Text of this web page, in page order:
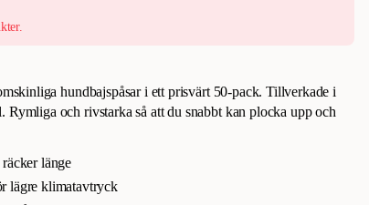
hundbajspåsar i ett prisvärt 50-pack. Tillverkade i
och rivstarka så att du snabbt kan plocka upp och
länge
lägre klimatavtryck